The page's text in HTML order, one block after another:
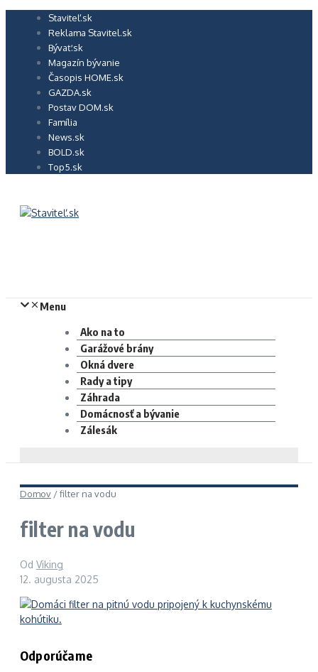
Preskočiť
Staviteľ.sk
Reklama Stavitel.sk
Bývať.sk
Magazín bývanie
Časopis HOME.sk
GAZDA.sk
Postav DOM.sk
Família
News.sk
BOLD.sk
Top5.sk
Menu
Ako na to
Garážové brány
Okná dvere
Rady a tipy
Záhrada
Domácnosť a bývanie
Zálesák
Domov /filter na vodu
filter na vodu
Od Viking
12. augusta 2025
Odporúčame